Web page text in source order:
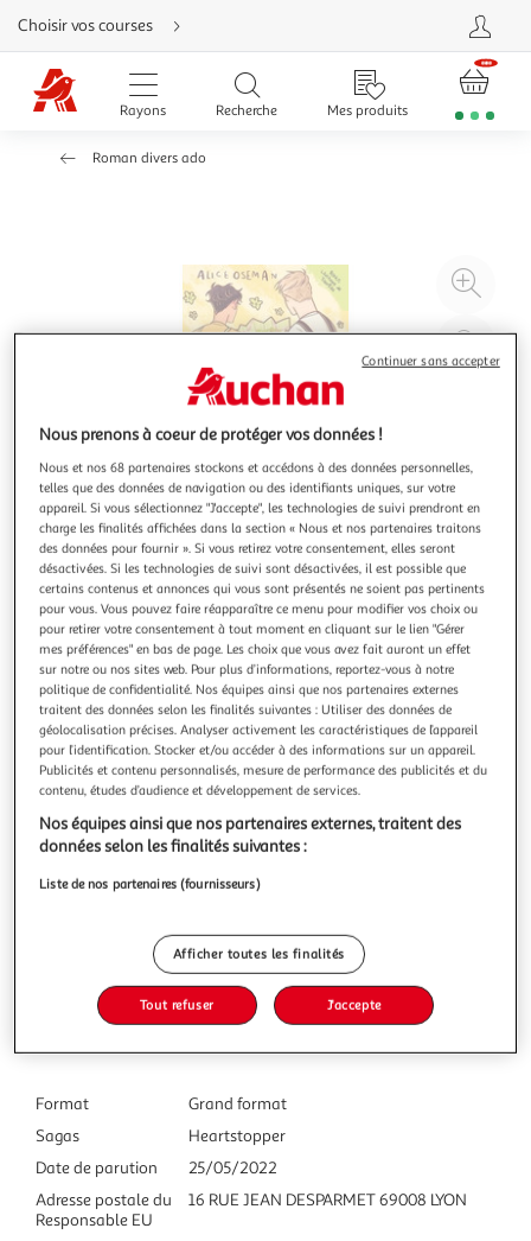
Aller
directement
au
contenu
Aller
directement
Aller
Choisir vos courses
Rayons Recherche Mes produits
Roman divers ado
à
HEARTSTOPPER TOME 3 : UN VOYAGE A PARIS,
Oseman Alice
Ceci est l'histoire de deux lycéens. Amis, puis petits amis, ils
apprennent ensemble à affronter le regard des autres.
Depuis que Nick a fait son coming out auprès de sa mère,
Charlie et lui tentent de plus en plus de s'affirmer en tant
que couple. Mais entre les cours et les examens, ils peinent
En savoir +
Vous voulez connaître le prix de ce produit ?
Afficher le prix
Caractéristiques
Format
Grand format
Sagas
Heartstopper
Date de parution
25/05/2022
Adresse postale du
Responsable EU
16 RUE JEAN DESPARMET 69008 LYON
Nous prenons à coeur de protéger vos données !
Nous et nos 68 partenaires stockons et accédons à des données personnelles,
telles que des données de navigation ou des identifiants uniques, sur votre
appareil. Si vous sélectionnez "J'accepte", les technologies de suivi prendront en
charge les finalités affichées dans la section « Nous et nos partenaires traitons
des données pour fournir ». Si vous retirez votre consentement, elles seront
désactivées. Si les technologies de suivi sont désactivées, il est possible que
certains contenus et annonces qui vous sont présentés ne soient pas pertinents
pour vous. Vous pouvez faire réapparaître ce menu pour modifier vos choix ou
pour retirer votre consentement à tout moment en cliquant sur le lien "Gérer
mes préférences" en bas de page. Les choix que vous avez fait auront un effet
sur notre ou nos sites web. Pour plus d’informations, reportez-vous à notre
politique de confidentialité. Nos équipes ainsi que nos partenaires externes
traitent des données selon les finalités suivantes : Utiliser des données de
géolocalisation précises. Analyser activement les caractéristiques de l’appareil
pour l’identification. Stocker et/ou accéder à des informations sur un appareil.
Publicités et contenu personnalisés, mesure de performance des publicités et du
contenu, études d’audience et développement de services.
Nos équipes ainsi que nos partenaires externes, traitent des
données selon les finalités suivantes :
Liste de nos partenaires (fournisseurs)
Afficher toutes les finalités
Tout refuser J'accepte
Continuer sans accepter